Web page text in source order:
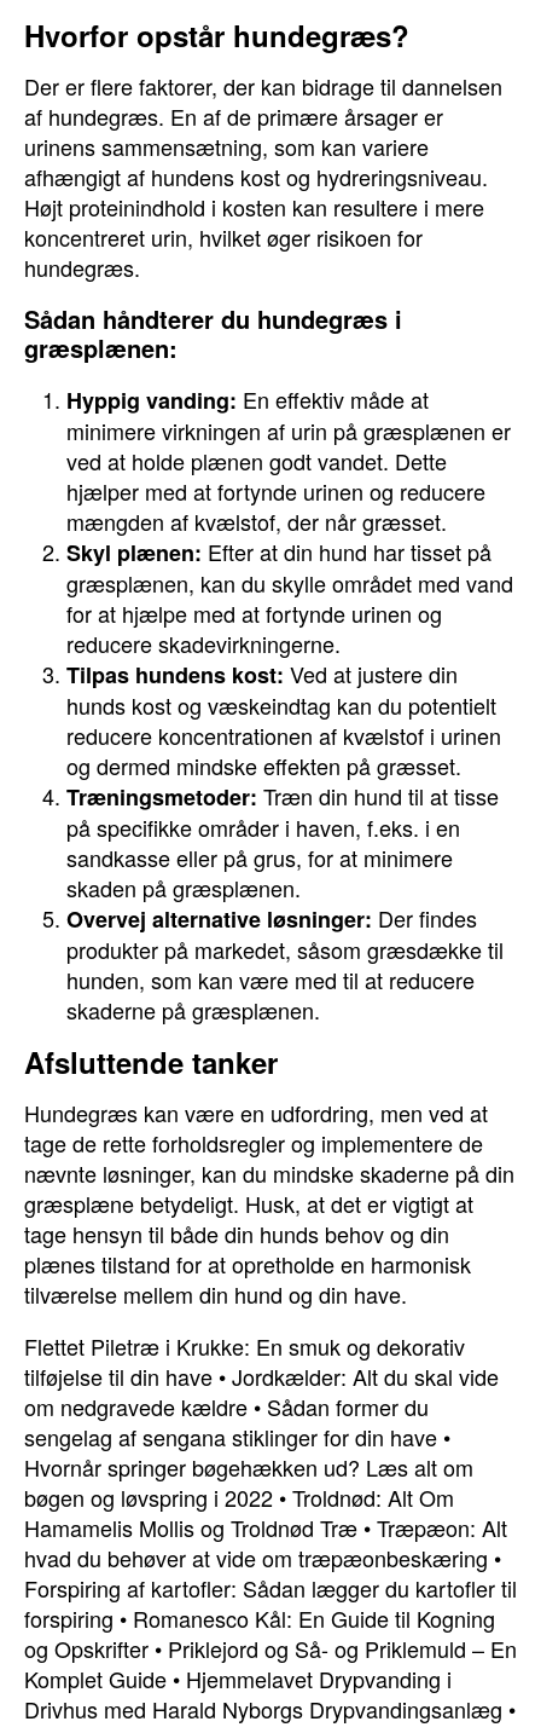
Hvorfor opstår hundegræs?
Der er flere faktorer, der kan bidrage til dannelsen
af hundegræs. En af de primære årsager er
urinens sammensætning, som kan variere
afhængigt af hundens kost og hydreringsniveau.
Højt proteinindhold i kosten kan resultere i mere
koncentreret urin, hvilket øger risikoen for
hundegræs.
Sådan håndterer du hundegræs i
græsplænen:
Hyppig vanding: En effektiv måde at
minimere virkningen af urin på græsplænen er
ved at holde plænen godt vandet. Dette
hjælper med at fortynde urinen og reducere
mængden af kvælstof, der når græsset.
Skyl plænen: Efter at din hund har tisset på
græsplænen, kan du skylle området med vand
for at hjælpe med at fortynde urinen og
reducere skadevirkningerne.
Tilpas hundens kost: Ved at justere din
hunds kost og væskeindtag kan du potentielt
reducere koncentrationen af kvælstof i urinen
og dermed mindske effekten på græsset.
Træningsmetoder: Træn din hund til at tisse
på specifikke områder i haven, f.eks. i en
sandkasse eller på grus, for at minimere
skaden på græsplænen.
Overvej alternative løsninger: Der findes
produkter på markedet, såsom græsdække til
hunden, som kan være med til at reducere
skaderne på græsplænen.
Afsluttende tanker
Hundegræs kan være en udfordring, men ved at
tage de rette forholdsregler og implementere de
nævnte løsninger, kan du mindske skaderne på din
græsplæne betydeligt. Husk, at det er vigtigt at
tage hensyn til både din hunds behov og din
plænes tilstand for at opretholde en harmonisk
tilværelse mellem din hund og din have.
Flettet Piletræ i Krukke: En smuk og dekorativ
tilføjelse til din have •Jordkælder: Alt du skal vide
om nedgravede kældre • Sådan former du
sengelag af sengana stiklinger for din have •
Hvornår springer bøgehækken ud? Læs alt om
bøgen og løvspring i 2022 •Troldnød: Alt Om
Hamamelis Mollis og Troldnød Træ •Træpæon: Alt
hvad du behøver at vide om træpæonbeskæring •
Forspiring af kartofler: Sådan lægger du kartofler til
forspiring • Romanesco Kål: En Guide til Kogning
og Opskrifter • Priklejord og Så- og Priklemuld – En
Komplet Guide • Hjemmelavet Drypvanding i
Drivhus med Harald Nyborgs Drypvandingsanlæg •